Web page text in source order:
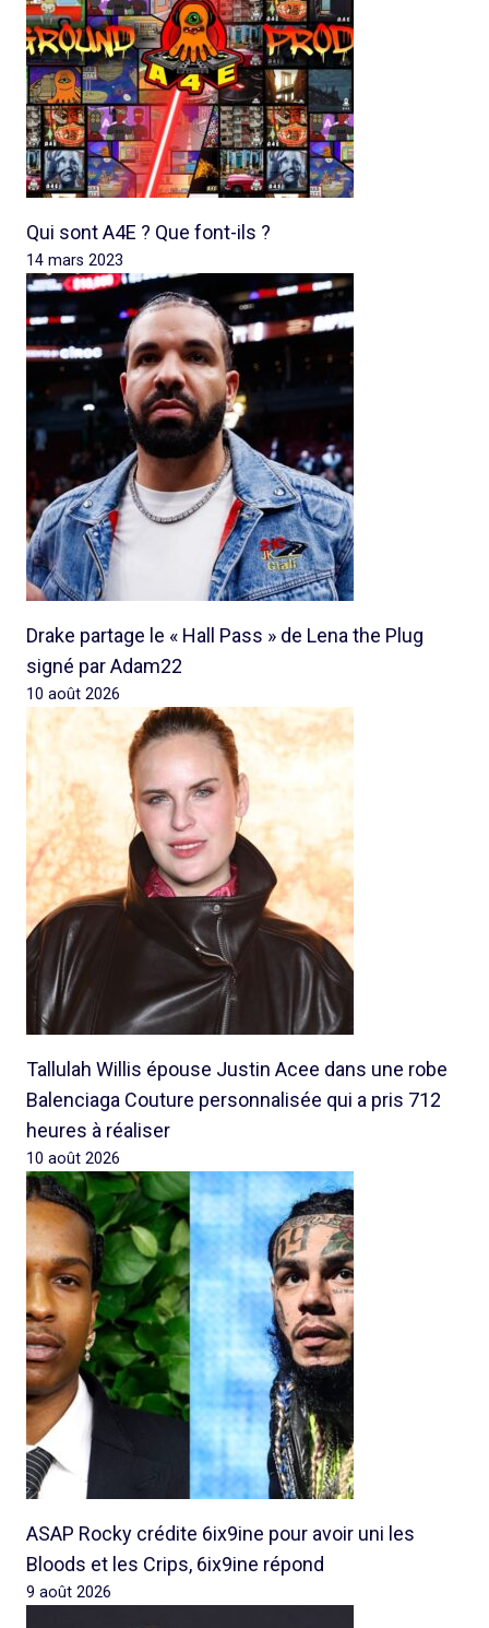
Qui sont A4E ? Que font-ils ?
14 mars 2023
Drake partage le « Hall Pass » de Lena the Plug
signé par Adam22
10 août 2026
Tallulah Willis épouse Justin Acee dans une robe
Balenciaga Couture personnalisée qui a pris 712
heures à réaliser
10 août 2026
ASAP Rocky crédite 6ix9ine pour avoir uni les
Bloods et les Crips, 6ix9ine répond
9 août 2026